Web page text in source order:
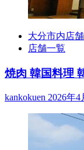
大分市内店舗
店舗一覧
焼肉 韓国料理
kankokuen 2026年4